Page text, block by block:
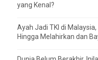
yang Kenal?
Ayah Jadi TKI di
Hingga Melahirkan dan